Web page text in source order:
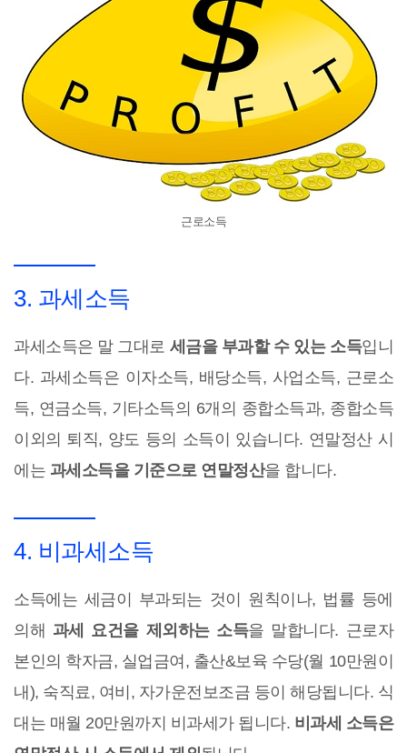
근로소득
3. 과세소득
과세소득은 말 그대로 세금을 부과할 수 있는 소득입니
다. 과세소득은 이자소득, 배당소득, 사업소득, 근로소
득, 연금소득, 기타소득의 6개의 종합소득과, 종합소득
이외의 퇴직, 양도 등의 소득이 있습니다. 연말정산 시
에는 과세소득을 기준으로 연말정산을 합니다.
4. 비과세소득
소득에는 세금이 부과되는 것이 원칙이나, 법률 등에
의해 과세 요건을 제외하는 소득을 말합니다. 근로자
본인의 학자금, 실업금여, 출산&보육 수당(월 10만원이
내), 숙직료, 여비, 자가운전보조금 등이 해당됩니다. 식
대는 매월 20만원까지 비과세가 됩니다. 비과세 소득은